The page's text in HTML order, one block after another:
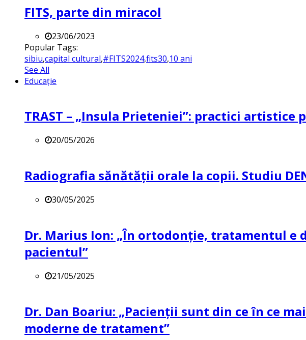
FITS, parte din miracol
23/06/2023
Popular Tags:
sibiu,capital cultural,#FITS2024,fits30,10 ani
See All
Educație
TRAST – „Insula Prieteniei”: practici
20/05/2026
Radiografia sănătății orale la copii. Studiu
30/05/2025
Dr. Marius Ion: „În ortodonție, tratamentul e
pacientul”
21/05/2025
Dr. Dan Boariu: „Pacienții sunt din ce în ce
moderne de tratament”